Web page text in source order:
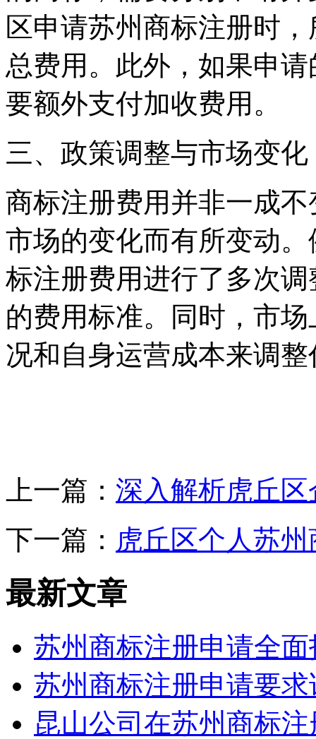
区申请苏州商标注册时
总费用。此外，如果申
要额外支付加收费用。
三、政策调整与市场变化
商标注册费用并非一成
市场的变化而有所变动
标注册费用进行了多次
的费用标准。同时，市
况和自身运营成本来调
上一篇： 深入解析虎丘
下一篇： 虎丘区个人苏
最新文章
苏州商标注册申请全面
苏州商标注册申请要求
昆山公司在苏州商标